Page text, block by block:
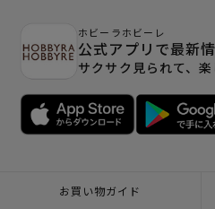
ホビーラホビーレ
公式アプリで最新
サクサク見られて、
お買い物ガイド